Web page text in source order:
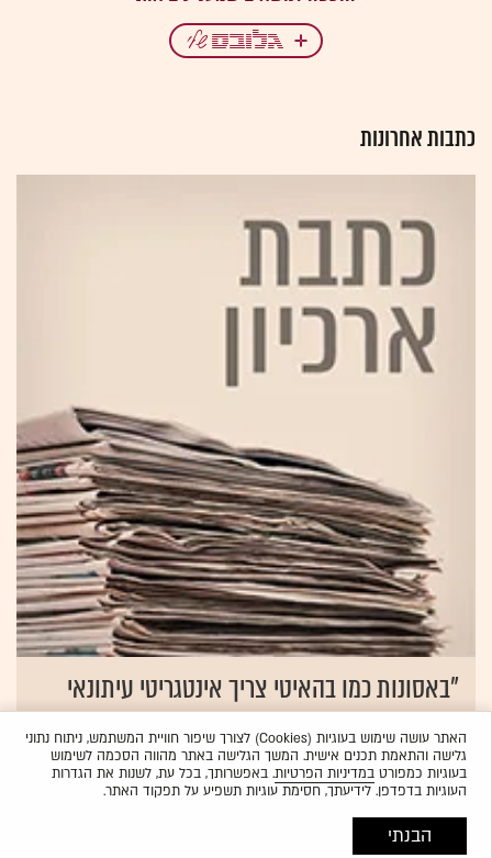
כתבות אחרונות
"באסונות כמו בהאיטי צריך אינטגריטי עיתונאי
אבל גם יושר אנושי"
09.02.2010 לי-אור אברבך
האתר עושה שימוש בעוגיות (Cookies) לצורך שיפור חוויית המשתמש, ניתוח נתוני
גלישה והתאמת תכנים אישית. המשך הגלישה באתר מהווה הסכמה לשימוש
בעוגיות כמפורטבמדיניות הפרטיות. באפשרותך, בכל עת, לשנות את הגדרות
העוגיות בדפדפן. לידיעתך, חסימת עוגיות תשפיע על תפקוד האתר.
הבנתי